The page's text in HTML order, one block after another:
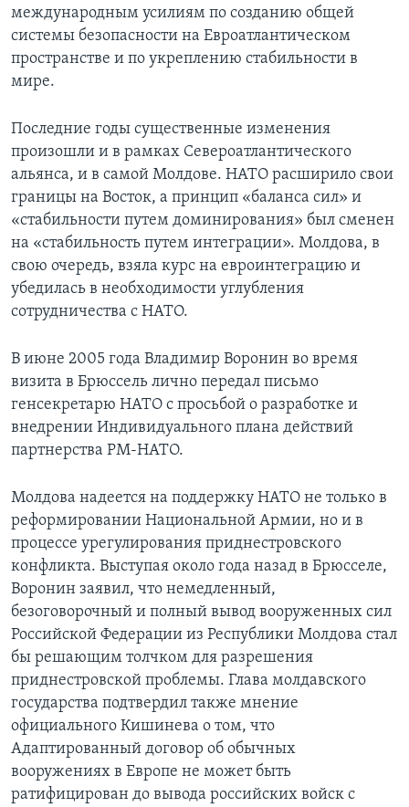
международным усилиям по созданию общей
системы безопасности на Евроатлантическом
пространстве и по укреплению стабильности в
мире.
Последние годы существенные изменения
произошли и в рамках Североатлантического
альянса, и в самой Молдове. НАТО расширило свои
границы на Восток, а принцип «баланса сил» и
«стабильности путем доминирования» был сменен
на «стабильность путем интеграции». Молдова, в
свою очередь, взяла курс на евроинтеграцию и
убедилась в необходимости углубления
сотрудничества с НАТО.
В июне 2005 года Владимир Воронин во время
визита в Брюссель лично передал письмо
генсекретарю НАТО с просьбой о разработке и
внедрении Индивидуального плана действий
партнерства РМ-НАТО.
Молдова надеется на поддержку НАТО не только в
реформировании Национальной Армии, но и в
процессе урегулирования приднестровского
конфликта. Выступая около года назад в Брюсселе,
Воронин заявил, что немедленный,
безоговорочный и полный вывод вооруженных сил
Российской Федерации из Республики Молдова стал
бы решающим толчком для разрешения
приднестровской проблемы. Глава молдавского
государства подтвердил также мнение
официального Кишинева о том, что
Адаптированный договор об обычных
вооружениях в Европе не может быть
ратифицирован до вывода российских войск с